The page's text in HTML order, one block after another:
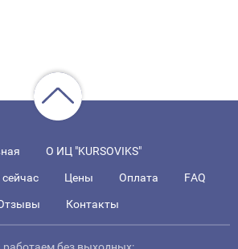
О ИЦ "KURSOVIKS"
Цены Оплата FAQ
Контакты